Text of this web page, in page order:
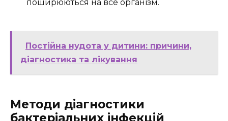
поширюються на все організм.
Постійна нудота у дитини: причини,
діагностика та лікування
Методи діагностики
бактеріальних інфекцій